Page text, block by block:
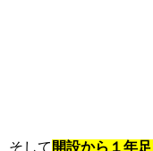
そして 開設から１年